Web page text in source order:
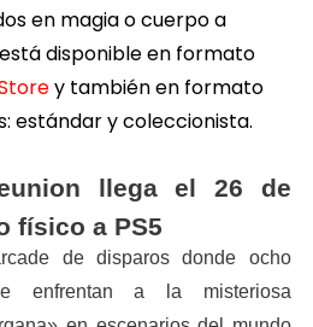
en magia o cuerpo a
disponible en formato
y también en formato
estándar y coleccionista.
llega el 26 de
físico a PS5
de disparos donde ocho
enfrentan a la misteriosa